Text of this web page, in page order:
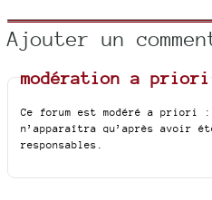
Ajouter un
modération a priori
Ce forum est modéré a priori
n’apparaîtra qu’après avoir
responsables.